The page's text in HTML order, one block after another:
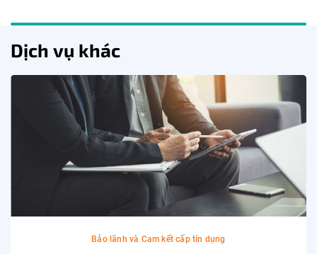
Dịch vụ khác
Bảo lãnh và Cam kết cấp tín dụng